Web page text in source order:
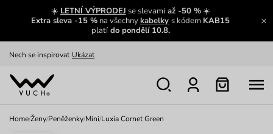
☀️ LETNÍ VÝPRODEJ se slevamiaž -50 %☀️
Extra sleva -15 % na všechnykabelky s kódem KAB15
platído pondělí 10.8.
Výměna a vrácení zdarma Zobrazit
Prohlédnout
Nech se inspirovat Ukázat
Home/Ženy/Peněženky/Mini/Luxia Cornet Green